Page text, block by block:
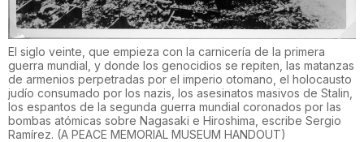
El siglo veinte, que empieza con la carnicería de la primera
guerra mundial, y donde los genocidios se repiten, las matanzas
de armenios perpetradas por el imperio otomano, el holocausto
judío consumado por los nazis, los asesinatos masivos de Stalin,
los espantos de la segunda guerra mundial coronados por las
bombas atómicas sobre Nagasaki e Hiroshima, escribe Sergio
Ramírez. (A PEACE MEMORIAL MUSEUM HANDOUT)